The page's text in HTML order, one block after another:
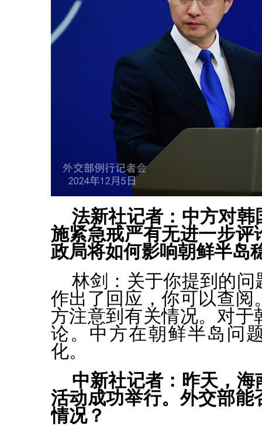
法新社记者：中方对
施紧急戒严有无进一步评
政局将如何影响朝鲜半岛
林剑： 关于你提到的
作出了回应，你可以查阅
方注意到有关情况。对于
论。中方在朝鲜半岛问
化。
中新社记者：昨天，
活动成功举行。外交部能
情况？